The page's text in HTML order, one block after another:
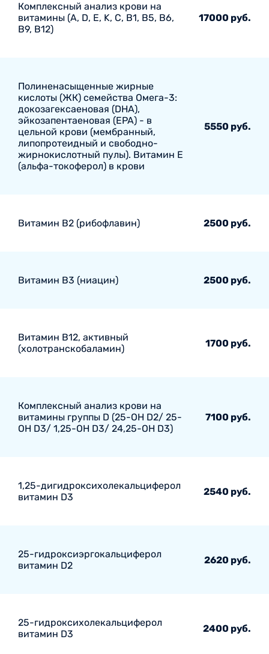
Комплексный анализ крови на
витамины (A, D, E, K, C, B1, B5, B6,
В9, B12)
17000 руб.
Полиненасыщенные жирные
кислоты (ЖК) семейства Омега-3:
докозагексаеновая (DHA),
эйкозапентаеновая (EPA) - в
цельной крови (мембранный,
липопротеидный и свободно-
жирнокислотный пулы). Витамин E
(альфа-токоферол) в крови
5550 руб.
Витамин В2 (рибофлавин) 2500 руб.
Витамин В3 (ниацин) 2500 руб.
Витамин В12, активный
(холотранскобаламин)
1700 руб.
Комплексный анализ крови на
витамины группы D (25-ОН D2/ 25-
ОН D3/ 1,25-ОН D3/ 24,25-ОН D3)
7100 руб.
1,25-дигидроксихолекальциферол
витамин D3
2540 руб.
25-гидроксиэргокальциферол
витамин D2
2620 руб.
25-гидроксихолекальциферол
витамин D3
2400 руб.